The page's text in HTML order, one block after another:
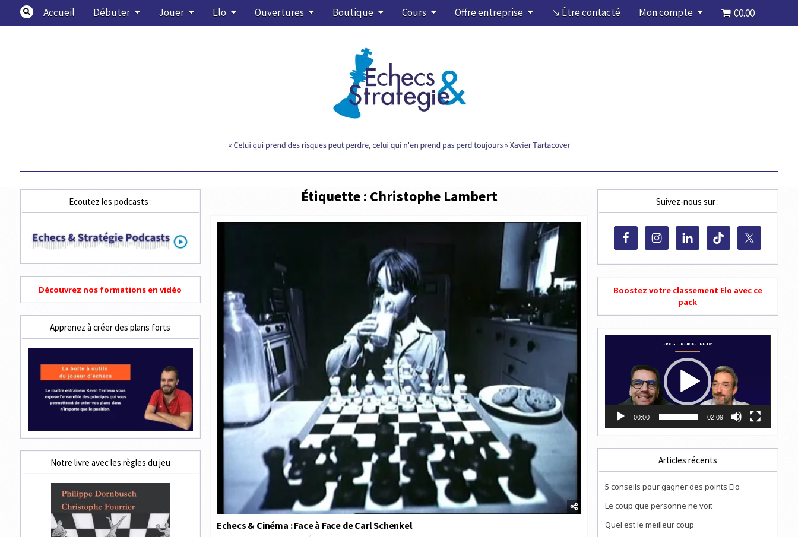
content
Accueil Débuter Jouer Elo Ouvertures Boutique Cours Offre entreprise ↘ Être contacté Mon compte €0.00
Étiquette : Christophe Lambert
Echecs & Cinéma : Face à Face de Carl Schenkel
Ecoutez les podcasts :
Découvrez nos formations en vidéo
Apprenez à créer des plans forts
Notre livre avec les règles du jeu
Suivez-nous sur :
Boostez votre classement Elo avec ce
pack
00:00 02:09
Articles récents
5 conseils pour gagner des points Elo
Le coup que personne ne voit
Quel est le meilleur coup